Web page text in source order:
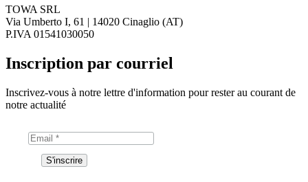
TOWA SRL
Via Umberto I, 61 | 14020 Cinaglio (AT)
P.IVA 01541030050
Inscription par courriel
Inscrivez-vous à notre lettre d'information pour rester au courant de
notre actualité